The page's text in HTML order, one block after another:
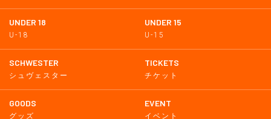
UNDER 18
U-18
UNDER 15
U-15
SCHWESTER
シュヴェスター
TICKETS
チケット
GOODS
グッズ
EVENT
イベント